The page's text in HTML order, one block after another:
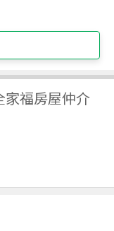
家福房屋仲介